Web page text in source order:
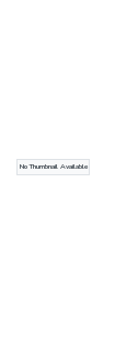
No Thumbnail Available